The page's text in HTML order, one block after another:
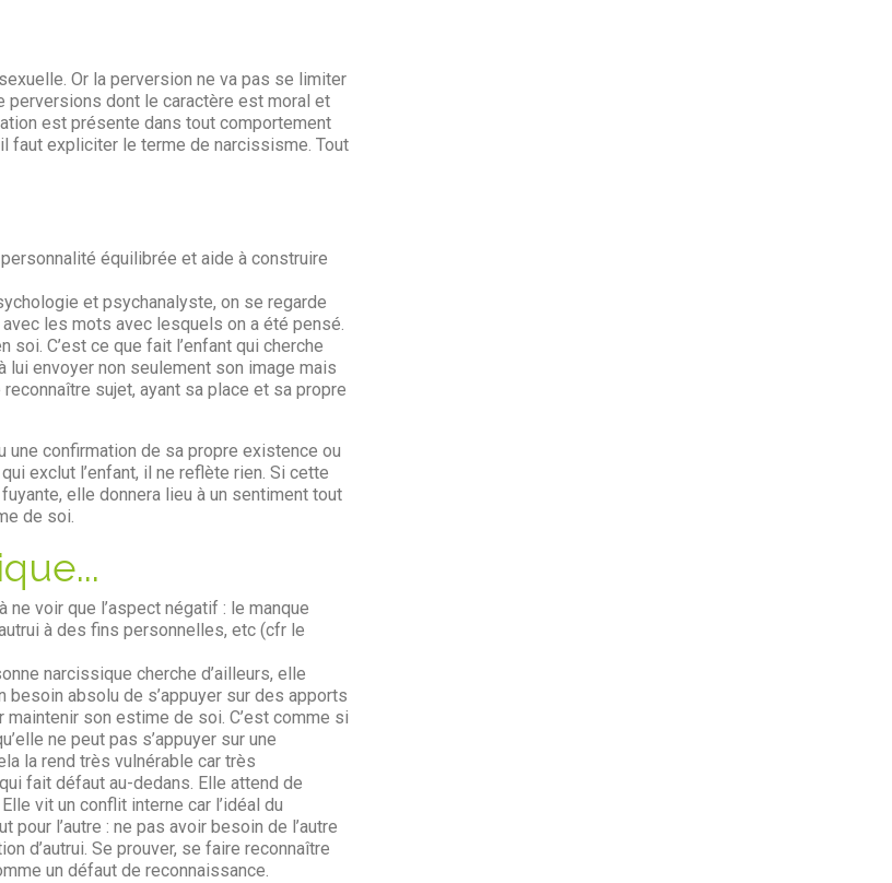
Or la perversion ne va pas se limiter
perversions dont le caractère est moral et
est présente dans tout comportement
faut expliciter le terme de narcissisme. Tout
équilibrée et aide à construire
et psychanalyste, on se regarde
les mots avec lesquels on a été pensé.
soi. C’est ce que fait l’enfant qui cherche
envoyer non seulement son image mais
sujet, ayant sa place et sa propre
une confirmation de sa propre existence ou
exclut l’enfant, il ne reflète rien. Si cette
elle donnera lieu à un sentiment tout
de soi.
voir que l’aspect négatif : le manque
à des fins personnelles, etc (cfr le
narcissique cherche d’ailleurs, elle
absolu de s’appuyer sur des apports
son estime de soi. C’est comme si
ne peut pas s’appuyer sur une
la rend très vulnérable car très
fait défaut au-dedans. Elle attend de
vit un conflit interne car l’idéal du
l’autre : ne pas avoir besoin de l’autre
d’autrui. Se prouver, se faire reconnaître
un défaut de reconnaissance.